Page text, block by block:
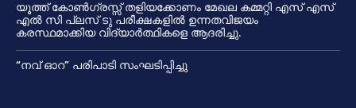
യൂത്ത് കോൺഗ്രസ്സ് തളിയക്കോണം മേഖല കമ്മറ്റി എസ് എസ്
എൽ സി പ്ലസ് ടു പരീക്ഷകളിൽ ഉന്നതവിജയം
കരസ്ഥമാക്കിയ വിദ്യാർത്ഥികളെ ആദരിച്ചു.
“നവ് ഓറ” പരിപാടി സംഘടിപ്പിച്ചു